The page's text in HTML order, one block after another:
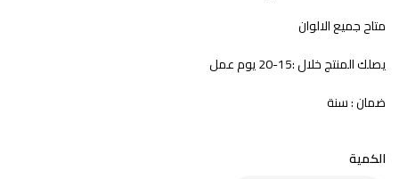
متاح جميع الالوان
يصلك المنتج خلال :15-20 يوم عمل
ضمان : سنة
الكمية